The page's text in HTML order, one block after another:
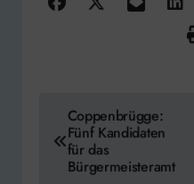
Coppenbrügge:
Fünf Kandidaten
für das
Bürgermeisteramt